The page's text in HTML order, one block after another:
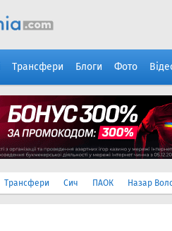
Трансфери Блоги Фото
Трансфери Сич ПАОК Назар